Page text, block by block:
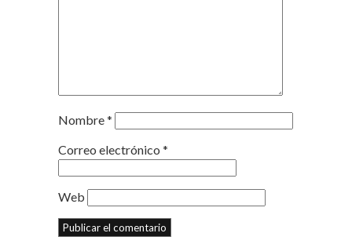
Nombre*
Correo electrónico *
Web